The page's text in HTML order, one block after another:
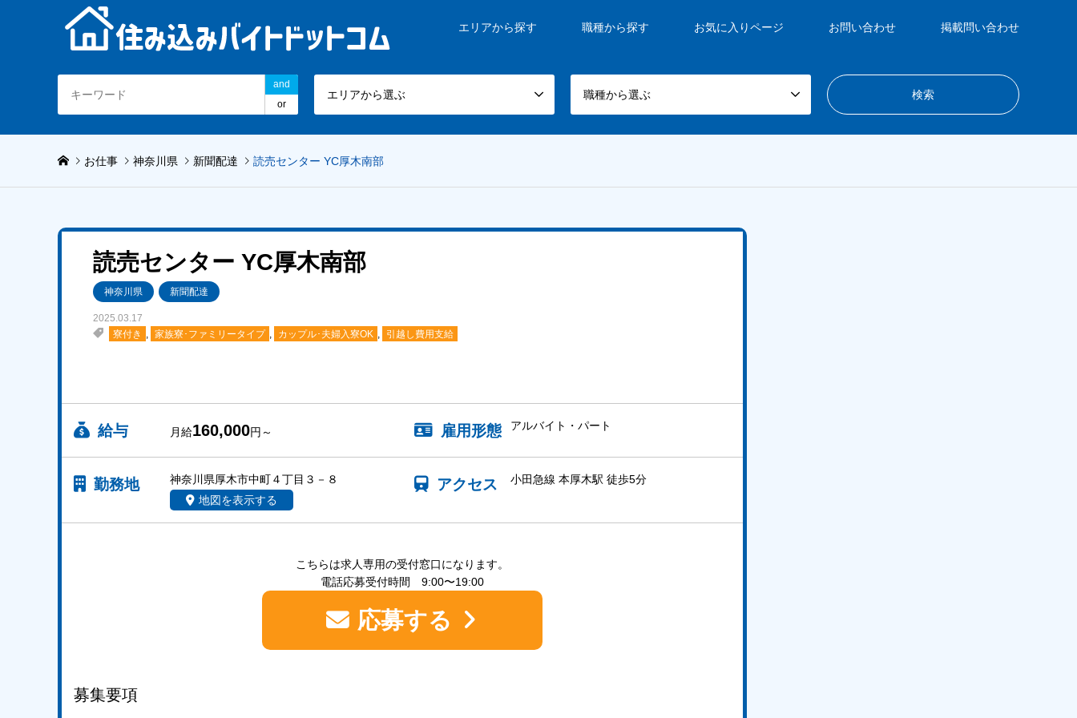
エリアから探す 職種から探す お気に入りページ お問い合わせ 掲載問い合わせ
and
or
エリアから選ぶ 職種から選ぶ
お仕事 神奈川県 新聞配達 読売センター YC厚木南部
読売センター YC厚木南部
神奈川県 新聞配達
2025.03.17
寮付き , 家族寮･ファミリータイプ , カップル･夫婦入寮OK , 引越し費用支給
給与 月給160,000円～ 雇用形態 アルバイト・パート
勤務地
神奈川県厚木市中町４丁目３－８
地図を表示する
アクセス 小田急線 本厚木駅 徒歩5分
こちらは求人専用の受付窓口になります。
電話応募受付時間 9:00〜19:00
応募する
募集要項